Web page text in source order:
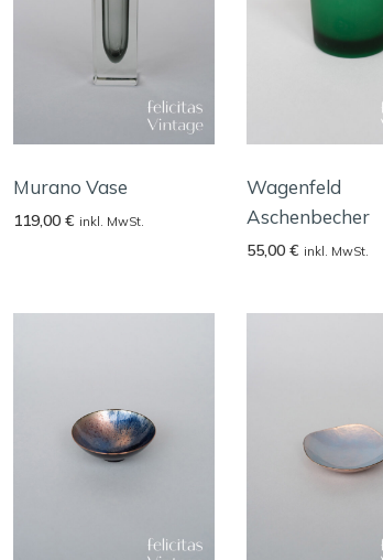
Murano Vase
119,00€ inkl. MwSt.
Wagenfeld
Aschenbecher
55,00€ inkl. MwSt.